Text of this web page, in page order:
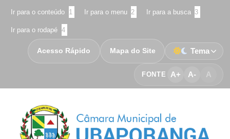
Ir para o conteúdo 1 Ir para o menu 2 Ir para a busca 3
Ir para o rodapé 4
FONTE A+ A- A
Acesso Rápido Mapa do Site Tema